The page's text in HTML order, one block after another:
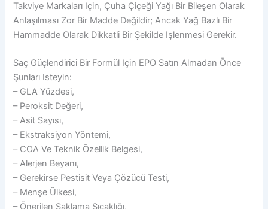
Takviye Markaları Için, Çuha Çiçeği Yağı Bir Bileşen Olarak
Anlaşılması Zor Bir Madde Değildir; Ancak Yağ Bazlı Bir
Hammadde Olarak Dikkatli Bir Şekilde Işlenmesi Gerekir.
Saç Güçlendirici Bir Formül Için EPO Satın Almadan Önce
Şunları Isteyin:
– GLA Yüzdesi,
– Peroksit Değeri,
– Asit Sayısı,
– Ekstraksiyon Yöntemi,
– COA Ve Teknik Özellik Belgesi,
– Alerjen Beyanı,
– Gerekirse Pestisit Veya Çözücü Testi,
– Menşe Ülkesi,